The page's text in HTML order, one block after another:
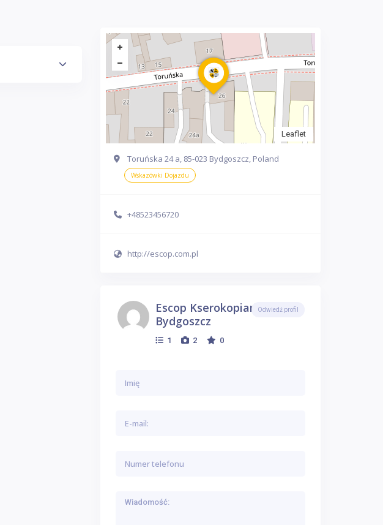
Leaflet
Toruńska 24 a, 85-023 Bydgoszcz, Poland
Wskazówki Dojazdu
+48523456720
http://escop.com.pl
Escop Kserokopiarki
Bydgoszcz
1 2 0
Odwiedź profil